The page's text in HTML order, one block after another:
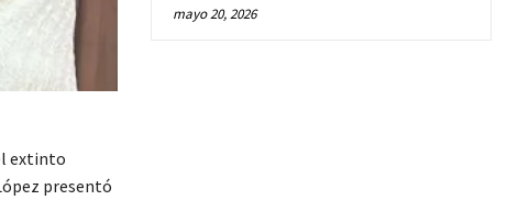
extinto
presentó
mayo 20, 2026